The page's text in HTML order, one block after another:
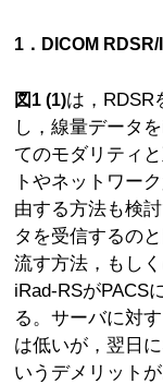
1．DICOM
図1 (1)は，RDSR
し，線量データ
てのモダリティ
トやネットワー
由する方法も検
タを受信するの
流す方法，もし
iRad-RSがPACS
る。サーバに対
は低いが，翌日
いうデメリット